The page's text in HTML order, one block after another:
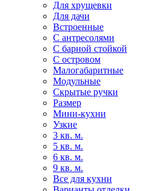
Для хрущевки
Для дачи
Встроенные
С антресолями
С барной стойкой
С островом
Малогабаритные
Модульные
Скрытые ручки
Размер
Мини-кухни
Узкие
3 кв. м.
5 кв. м.
6 кв. м.
9 кв. м.
Все для кухни